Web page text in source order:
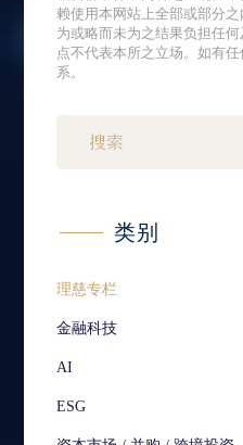
赖使用本网站上全部或部分
为或略而未为之结果负担任
点不代表本所之立场。如有
系。
类别
理慈专栏
金融科技
AI
ESG